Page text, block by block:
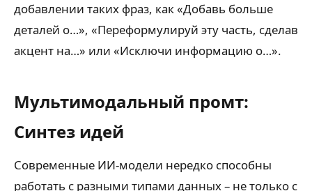
добавлении таких фраз, как «Добавь больше
деталей о…», «Переформулируй эту часть, сделав
акцент на…» или «Исключи информацию о…».
Мультимодальный промт:
Синтез идей
Современные ИИ-модели нередко способны
работать с разными типами данных – не только с